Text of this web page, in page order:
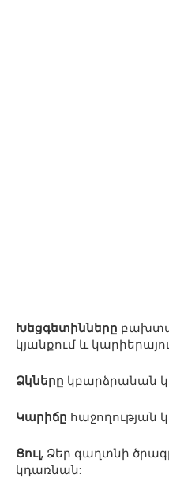
Խեցգետինները
կյանքում և
Ձկները կբարձրանան
Կարիճը հաջողության
Ցուլ, Ձեր գաղտնի
կդառնան: